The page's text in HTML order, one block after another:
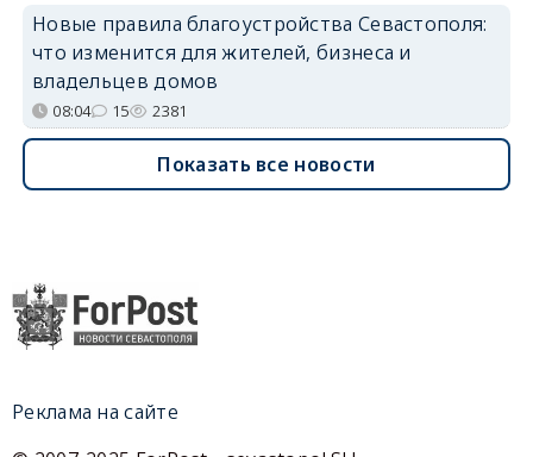
Новые правила благоустройства Севастополя:
что изменится для жителей, бизнеса и
владельцев домов
08:04 15 2381
Показать все новости
Реклама на сайте